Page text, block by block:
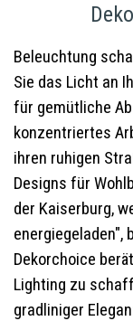
Beleuchtung
Sie das Licht an
für gemütliche
konzentriertes
ihren ruhigen
Designs für
der Kaiserburg,
energiegeladen",
Dekorchoice
Lighting zu
gradliniger